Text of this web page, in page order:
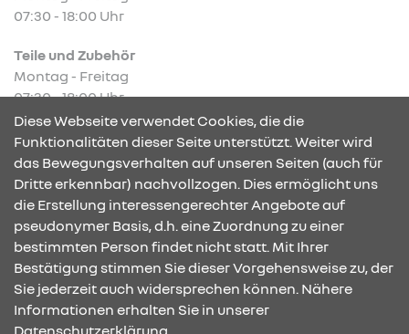
07:30 - 18:00 Uhr
Teile und Zubehör
Montag - Freitag
07:30 - 18:00 Uhr
KONTAKT & ANFAHRT
ÖFFNUNGSZEITEN
Diese Webseite verwendet Cookies, die die
Funktionalitäten dieser Seite unterstützt. Weiter wird
das Bewegungsverhalten auf unseren Seiten (auch für
Dritte erkennbar) nachvollzogen. Dies ermöglicht uns
die Erstellung interessengerechter Angebote auf
pseudonymer Basis, d.h. eine Zuordnung zu einer
bestimmten Person findet nicht statt. Mit Ihrer
Bestätigung stimmen Sie dieser Vorgehensweise zu, der
Sie jederzeit auch widersprechen können. Nähere
Informationen erhalten Sie in unserer
Datenschutzerklärung.